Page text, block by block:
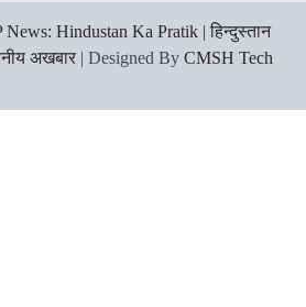
Hindustan Ka Pratik | हिन्दुस्तान
अखबार | Designed By CMSH Tech